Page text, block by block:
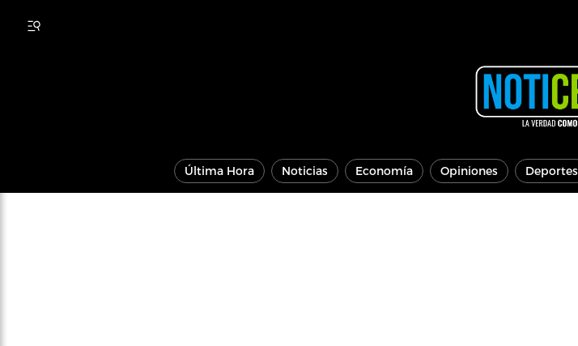
Última Hora Noticias Economía Opiniones Deportes